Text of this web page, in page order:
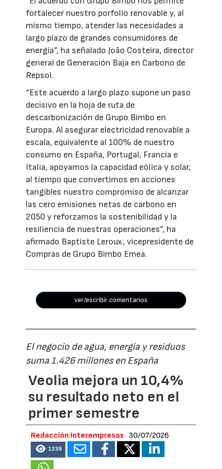
fortalecer nuestro porfolio renovable y, al
mismo tiempo, atender las necesidades a
largo plazo de grandes consumidores de
energía”, ha señalado João Costeira, director
general de Generación Baja en Carbono de
Repsol.
“Este acuerdo a largo plazo supone un paso
decisivo en la hoja de ruta de
descarbonización de Grupo Bimbo en
Europa. Al asegurar electricidad renovable a
escala, equivalente al 100% de nuestro
consumo en España, Portugal, Francia e
Italia, apoyamos la capacidad eólica y solar,
al tiempo que convertimos en acciones
tangibles nuestro compromiso de alcanzar
las cero emisiones netas de carbono en
2050 y reforzamos la sostenibilidad y la
resiliencia de nuestras operaciones”, ha
afirmado Baptiste Leroux, vicepresidente de
Compras de Grupo Bimbo Emea.
ver/escribir comentarios
El negocio de agua, energía y residuos
suma 1.426 millones en España
Veolia mejora un 10,4%
su resultado neto en el
primer semestre
Redacción Interempresas 30/07/2026
1239